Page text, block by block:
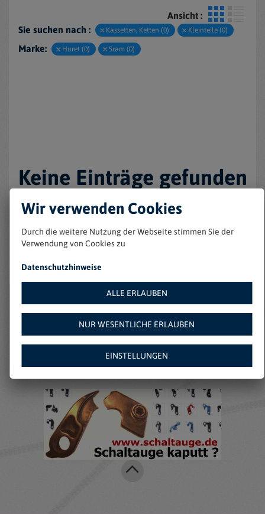
Ansicht :
Sie suchen nach :
Kassetten, Ketten (0) Kleinteile (0)
Marke: Huret (0) Sram (0)
Keine Einträge gefunden
Weitere Angebote auf
Amazon:
Wir verwenden Cookies
Durch die weitere Nutzung der Webseite stimmen Sie der
Verwendung von Cookies zu
Datenschutzhinweise
ALLE ERLAUBEN
NUR WESENTLICHE ERLAUBEN
EINSTELLUNGEN